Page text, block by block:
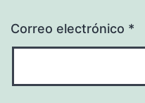
Correo electrónico *